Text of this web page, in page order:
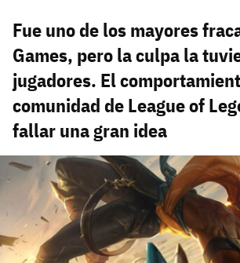
Fue uno de los mayores
Games, pero la culpa la
jugadores. El
comunidad de League of
fallar una gran idea
Iniciar sesión
Entra con
¿Todavía no
Regístrate
Nombre de usuario
Se usa para la dirección de tu
Piénsalo bien porque no podrás
caracteres, se pueden usar
carácter inicial), pero no
o caracteres especiales.
He leído y acepto la
de participación
Registrarse en 3DJuegos
Recuperar contraseña